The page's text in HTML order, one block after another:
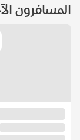
المسافرون